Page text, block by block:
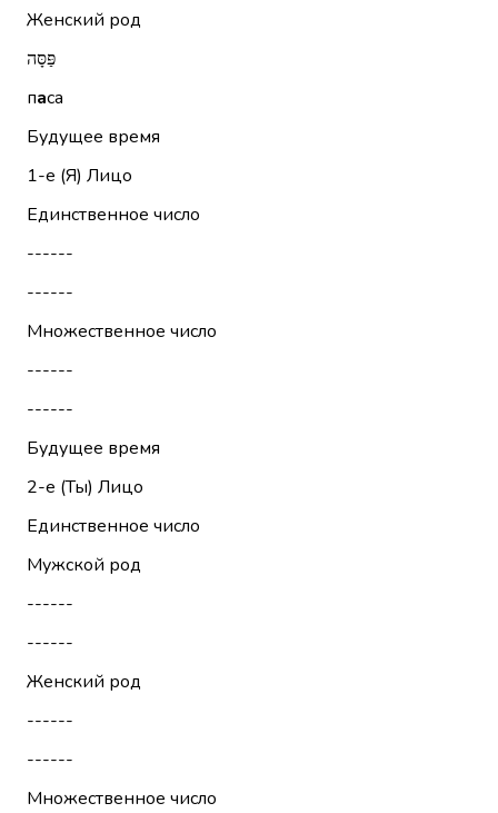
Женский род
פַּסָּה
паса
Будущее время
1-е (Я) Лицо
Единственное число
------
------
Множественное число
------
------
Будущее время
2-е (Ты) Лицо
Единственное число
Мужской род
------
------
Женский род
------
------
Множественное число